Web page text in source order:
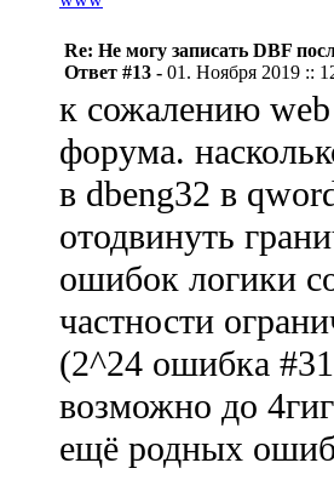
Re: Не могу записать DBF
Ответ #13 - 01. Ноября 2019 ::
к сожалению web
форума.
в dbeng32 в
отодвинуть
ошибок логики
частности
(2^24 ошибка
возможно до
ещё родных